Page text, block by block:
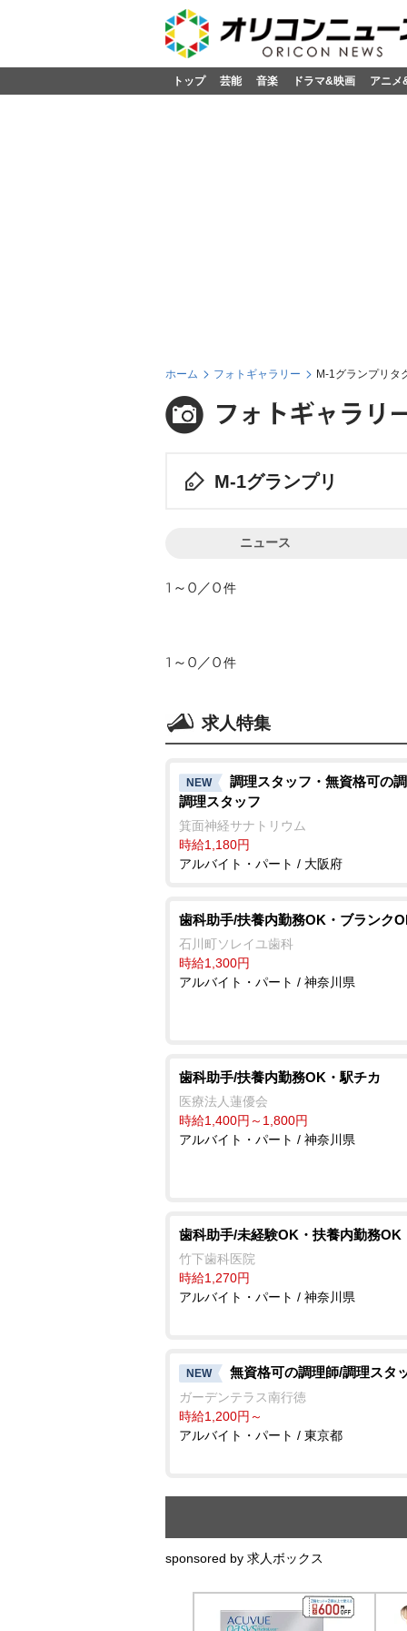
トップ 芸能 音楽 ドラマ&映画 アニメ
ホーム フォトギャラリー M-1グランプリタ
M-1グランプリ
ニュース
1～0／0件
1～0／0件
求人特集
NEW
調理スタッフ・無資格可の
調理スタッフ
箕面神経サナトリウム
時給1,180円
アルバイト・パート / 大阪府
歯科助手/扶養内勤務OK・ブランク
石川町ソレイユ歯科
時給1,300円
アルバイト・パート / 神奈川県
歯科助手/扶養内勤務OK・駅チカ
医療法人蓮優会
時給1,400円～1,800円
アルバイト・パート / 神奈川県
歯科助手/未経験OK・扶養内勤務OK
竹下歯科医院
時給1,270円
アルバイト・パート / 神奈川県
NEW 無資格可の調理師/調理スタ
ガーデンテラス南行徳
時給1,200円～
アルバイト・パート / 東京都
sponsored by 求人ボックス